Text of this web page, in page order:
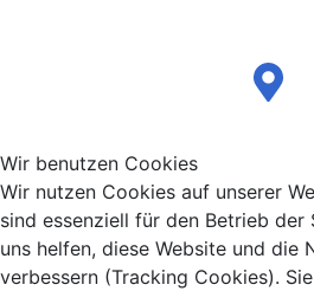
Wir benutzen Cookies
Wir nutzen Cookies auf unserer
sind essenziell für den Betrieb der
uns helfen, diese Website und die
verbessern (Tracking Cookies).